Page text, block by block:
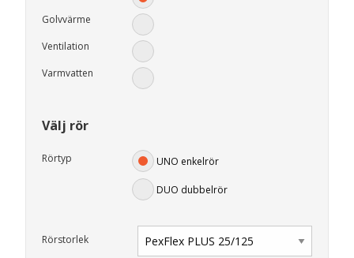
Golvvärme
Ventilation
Varmvatten
Välj rör
Rörtyp UNO enkelrör
DUO dubbelrör
Rörstorlek